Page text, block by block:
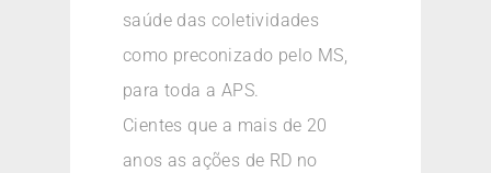
saúde das coletividades
como preconizado pelo MS,
para toda a APS.
Cientes que a mais de 20
anos as ações de RD no